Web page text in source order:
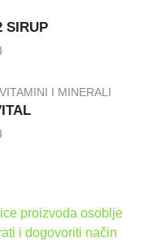
SIRUP
VITAMINI I MINERALI
proizvoda osoblje
i dogovoriti način